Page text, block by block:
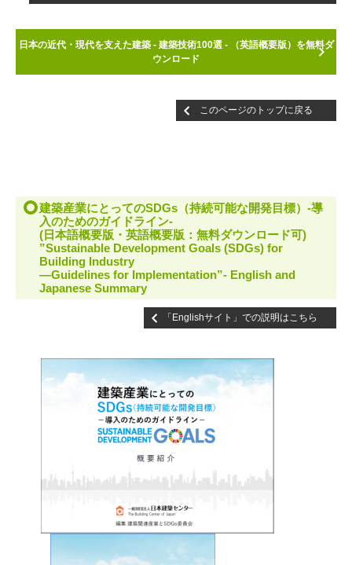
日本の近代・現代を支えた建築 - 建築技術100選 - （英語概要版）を無料ダ
ウンロード
このページのトップに戻る
建築産業にとってのSDGs（持続可能な開発目標）-導
入のためのガイドライン-
(日本語概要版・英語概要版：無料ダウンロード可)
”Sustainable Development Goals (SDGs) for
Building Industry
—Guidelines for Implementation”- English and
Japanese Summary
「Englishサイト」での説明はこちら